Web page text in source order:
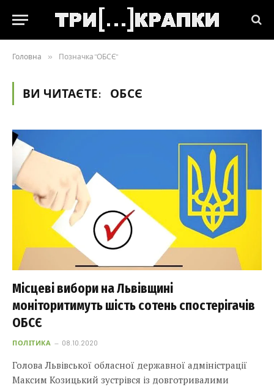
Головна » Позначка "ОБСЄ"
ВИ ЧИТАЄТЕ: ОБСЄ
Місцеві вибори на Львівщині
моніторитимуть шість сотень спостерігачів
ОБСЄ
ПОЛІТИКА 08.10.2020
Голова Львівської обласної державної адміністрації
Максим Козицький зустрівся із довготривалими